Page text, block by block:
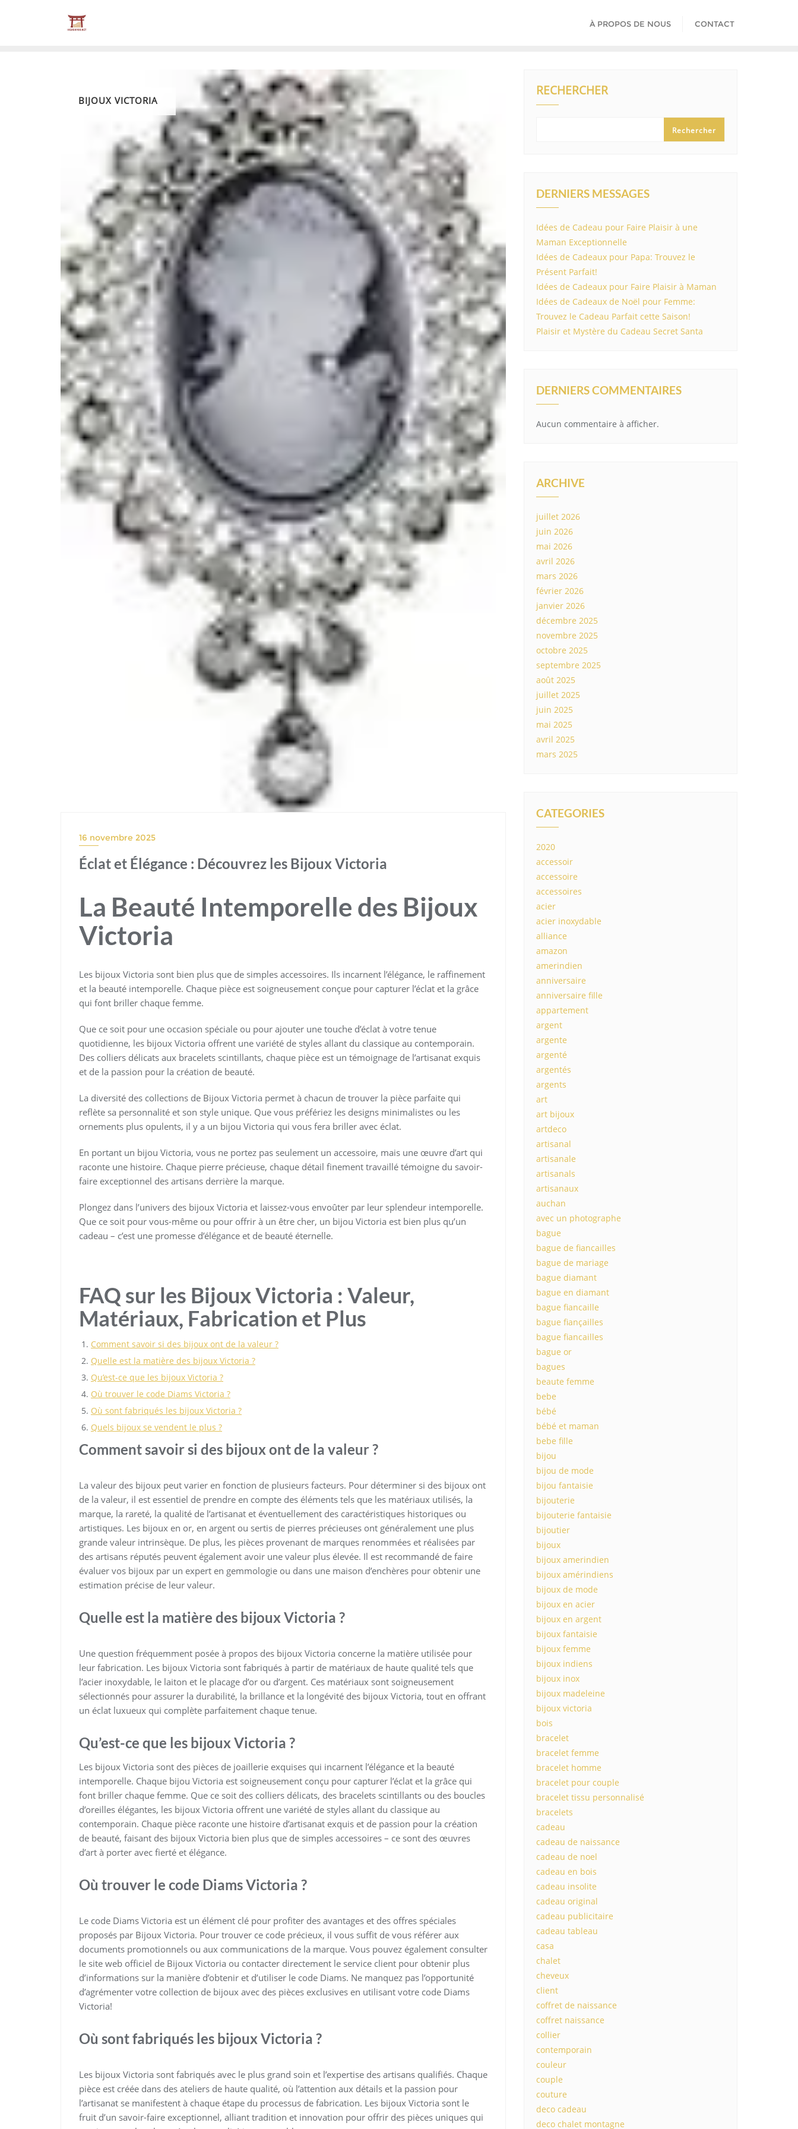
À PROPOS DE NOUS CONTACT
BIJOUX VICTORIA
16 novembre 2025
Éclat et Élégance : Découvrez les Bijoux Victoria
La Beauté Intemporelle des Bijoux
Victoria
Les bijoux Victoria sont bien plus que de simples accessoires. Ils incarnent l’élégance, le raffinement
et la beauté intemporelle. Chaque pièce est soigneusement conçue pour capturer l’éclat et la grâce
qui font briller chaque femme.
Que ce soit pour une occasion spéciale ou pour ajouter une touche d’éclat à votre tenue
quotidienne, les bijoux Victoria offrent une variété de styles allant du classique au contemporain.
Des colliers délicats aux bracelets scintillants, chaque pièce est un témoignage de l’artisanat exquis
et de la passion pour la création de beauté.
La diversité des collections de Bijoux Victoria permet à chacun de trouver la pièce parfaite qui
reflète sa personnalité et son style unique. Que vous préfériez les designs minimalistes ou les
ornements plus opulents, il y a un bijou Victoria qui vous fera briller avec éclat.
En portant un bijou Victoria, vous ne portez pas seulement un accessoire, mais une œuvre d’art qui
raconte une histoire. Chaque pierre précieuse, chaque détail finement travaillé témoigne du savoir-
faire exceptionnel des artisans derrière la marque.
Plongez dans l’univers des bijoux Victoria et laissez-vous envoûter par leur splendeur intemporelle.
Que ce soit pour vous-même ou pour offrir à un être cher, un bijou Victoria est bien plus qu’un
cadeau – c’est une promesse d’élégance et de beauté éternelle.
FAQ sur les Bijoux Victoria : Valeur,
Matériaux, Fabrication et Plus
Comment savoir si des bijoux ont de la valeur ?
Quelle est la matière des bijoux Victoria ?
Qu’est-ce que les bijoux Victoria ?
Où trouver le code Diams Victoria ?
Où sont fabriqués les bijoux Victoria ?
Quels bijoux se vendent le plus ?
Comment savoir si des bijoux ont de la valeur ?
La valeur des bijoux peut varier en fonction de plusieurs facteurs. Pour déterminer si des bijoux ont
de la valeur, il est essentiel de prendre en compte des éléments tels que les matériaux utilisés, la
marque, la rareté, la qualité de l’artisanat et éventuellement des caractéristiques historiques ou
artistiques. Les bijoux en or, en argent ou sertis de pierres précieuses ont généralement une plus
grande valeur intrinsèque. De plus, les pièces provenant de marques renommées et réalisées par
des artisans réputés peuvent également avoir une valeur plus élevée. Il est recommandé de faire
évaluer vos bijoux par un expert en gemmologie ou dans une maison d’enchères pour obtenir une
estimation précise de leur valeur.
Quelle est la matière des bijoux Victoria ?
Une question fréquemment posée à propos des bijoux Victoria concerne la matière utilisée pour
leur fabrication. Les bijoux Victoria sont fabriqués à partir de matériaux de haute qualité tels que
l’acier inoxydable, le laiton et le placage d’or ou d’argent. Ces matériaux sont soigneusement
sélectionnés pour assurer la durabilité, la brillance et la longévité des bijoux Victoria, tout en offrant
un éclat luxueux qui complète parfaitement chaque tenue.
Qu’est-ce que les bijoux Victoria ?
Les bijoux Victoria sont des pièces de joaillerie exquises qui incarnent l’élégance et la beauté
intemporelle. Chaque bijou Victoria est soigneusement conçu pour capturer l’éclat et la grâce qui
font briller chaque femme. Que ce soit des colliers délicats, des bracelets scintillants ou des boucles
d’oreilles élégantes, les bijoux Victoria offrent une variété de styles allant du classique au
contemporain. Chaque pièce raconte une histoire d’artisanat exquis et de passion pour la création
de beauté, faisant des bijoux Victoria bien plus que de simples accessoires – ce sont des œuvres
d’art à porter avec fierté et élégance.
Où trouver le code Diams Victoria ?
Le code Diams Victoria est un élément clé pour profiter des avantages et des offres spéciales
proposés par Bijoux Victoria. Pour trouver ce code précieux, il vous suffit de vous référer aux
documents promotionnels ou aux communications de la marque. Vous pouvez également consulter
le site web officiel de Bijoux Victoria ou contacter directement le service client pour obtenir plus
d’informations sur la manière d’obtenir et d’utiliser le code Diams. Ne manquez pas l’opportunité
d’agrémenter votre collection de bijoux avec des pièces exclusives en utilisant votre code Diams
Victoria!
Où sont fabriqués les bijoux Victoria ?
Les bijoux Victoria sont fabriqués avec le plus grand soin et l’expertise des artisans qualifiés. Chaque
pièce est créée dans des ateliers de haute qualité, où l’attention aux détails et la passion pour
l’artisanat se manifestent à chaque étape du processus de fabrication. Les bijoux Victoria sont le
fruit d’un savoir-faire exceptionnel, alliant tradition et innovation pour offrir des pièces uniques qui
RECHERCHER
Rechercher
DERNIERS MESSAGES
Idées de Cadeau pour Faire Plaisir à une
Maman Exceptionnelle
Idées de Cadeaux pour Papa: Trouvez le
Présent Parfait!
Idées de Cadeaux pour Faire Plaisir à Maman
Idées de Cadeaux de Noël pour Femme:
Trouvez le Cadeau Parfait cette Saison!
Plaisir et Mystère du Cadeau Secret Santa
DERNIERS COMMENTAIRES
Aucun commentaire à afficher.
ARCHIVE
juillet 2026
juin 2026
mai 2026
avril 2026
mars 2026
février 2026
janvier 2026
décembre 2025
novembre 2025
octobre 2025
septembre 2025
août 2025
juillet 2025
juin 2025
mai 2025
avril 2025
mars 2025
CATEGORIES
2020
accessoir
accessoire
accessoires
acier
acier inoxydable
alliance
amazon
amerindien
anniversaire
anniversaire fille
appartement
argent
argente
argenté
argentés
argents
art
art bijoux
artdeco
artisanal
artisanale
artisanals
artisanaux
auchan
avec un photographe
bague
bague de fiancailles
bague de mariage
bague diamant
bague en diamant
bague fiancaille
bague fiançailles
bague fiancailles
bague or
bagues
beaute femme
bebe
bébé
bébé et maman
bebe fille
bijou
bijou de mode
bijou fantaisie
bijouterie
bijouterie fantaisie
bijoutier
bijoux
bijoux amerindien
bijoux amérindiens
bijoux de mode
bijoux en acier
bijoux en argent
bijoux fantaisie
bijoux femme
bijoux indiens
bijoux inox
bijoux madeleine
bijoux victoria
bois
bracelet
bracelet femme
bracelet homme
bracelet pour couple
bracelet tissu personnalisé
bracelets
cadeau
cadeau de naissance
cadeau de noel
cadeau en bois
cadeau insolite
cadeau original
cadeau publicitaire
cadeau tableau
casa
chalet
cheveux
client
coffret de naissance
coffret naissance
collier
contemporain
couleur
couple
couture
deco cadeau
deco chalet montagne